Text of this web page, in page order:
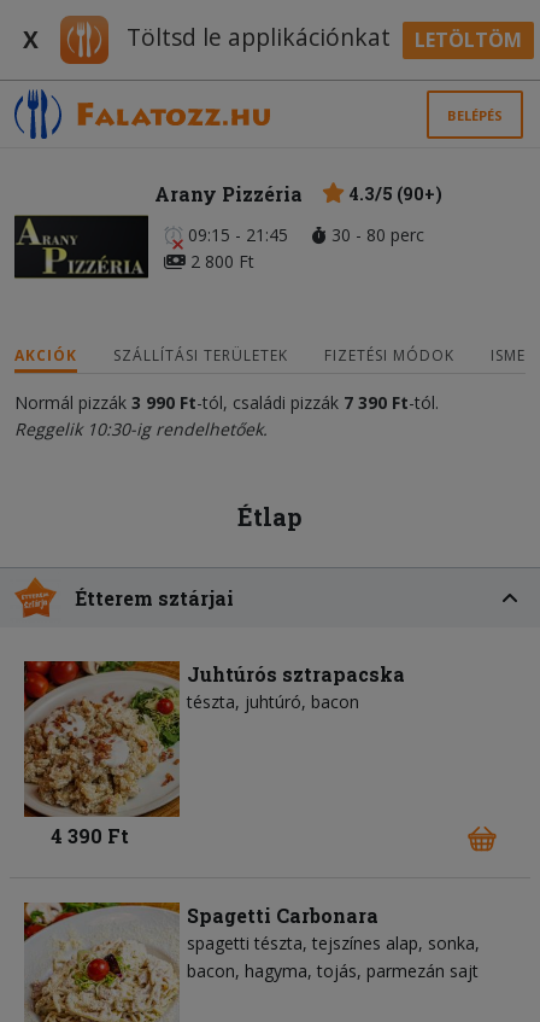
X Töltsd le applikációnkat LETÖLTÖM
BELÉPÉS
Arany Pizzéria
4.3/5 (90+)
09:15 - 21:45
30 - 80 perc
2 800 Ft
AKCIÓK SZÁLLÍTÁSI TERÜLETEK FIZETÉSI MÓDOK
Normál pizzák 3 990 Ft-tól, családi pizzák 7 390 Ft-tól.
Reggelik 10:30-ig rendelhetőek.
Étlap
Étterem sztárjai
Juhtúrós sztrapacska
tészta juhtúró bacon
4 390 Ft
Spagetti Carbonara
spagetti tészta tejszínes alap sonka
bacon hagyma tojás parmezán sajt